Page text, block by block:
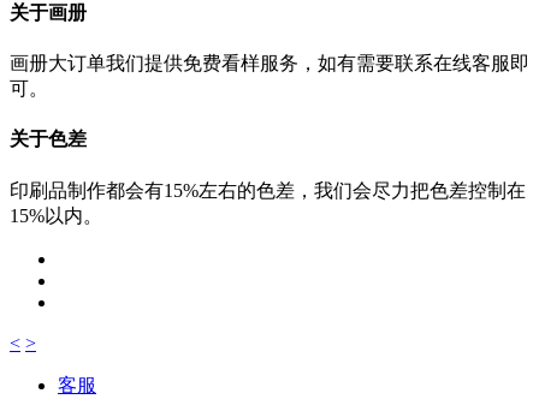
关于画册
画册大订单我们提供免费看样服务，如有需要联系在线客服即
可。
关于色差
印刷品制作都会有15%左右的色差，我们会尽力把色差控制在
15%以内。
< >
客服